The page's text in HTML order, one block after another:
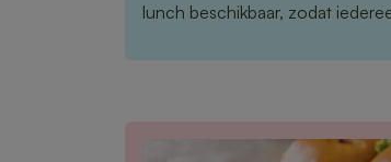
lunch beschikbaar, zodat